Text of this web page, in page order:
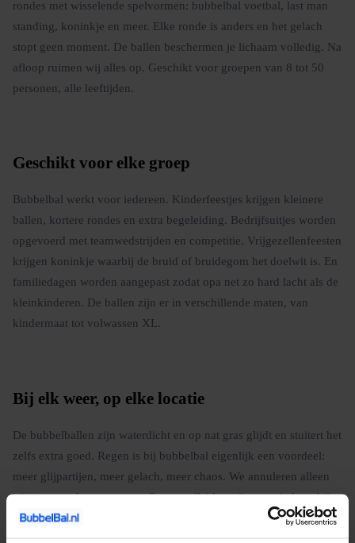
rondes met wisselende spelvormen: bubbelbal voetbal, last man
standing, koninkje en meer. Elke ronde is anders en het gelach
stopt geen moment. De ballen beschermen je lichaam volledig. Na
afloop ruimen wij alles op. Geschikt voor groepen van 8 tot 50
personen, alle leeftijden.
Geschikt voor elke groep
Bubbelbal werkt voor iedereen. Kinderfeestjes krijgen kleinere
ballen, kortere rondes en extra begeleiding. Bedrijfsuitjes worden
opgevoerd met teamwedstrijden en competitie. Vrijgezellenfeesten
krijgen koninkje waarbij de bruid of bruidegom het doelwit is. En
familiedagen worden aangepast zodat opa net zo hard lacht als de
kleinkinderen. De ballen zijn er in verschillende maten, van
kindermaat tot volwassen XL.
Bij elk weer, op elke locatie
De bubbelballen zijn waterdicht en op nat gras glijdt en stuitert het
zelfs extra goed. Regen is bij bubbelbal eigenlijk een voordeel:
meer glijpartijen, meer gelach, meer chaos. We annuleren alleen
bij onweer of zware storm. Onze spelleiders zijn getraind om bij
elk weer een goed programma neer te zetten.